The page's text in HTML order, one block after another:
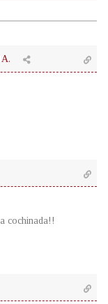
cochinada!!